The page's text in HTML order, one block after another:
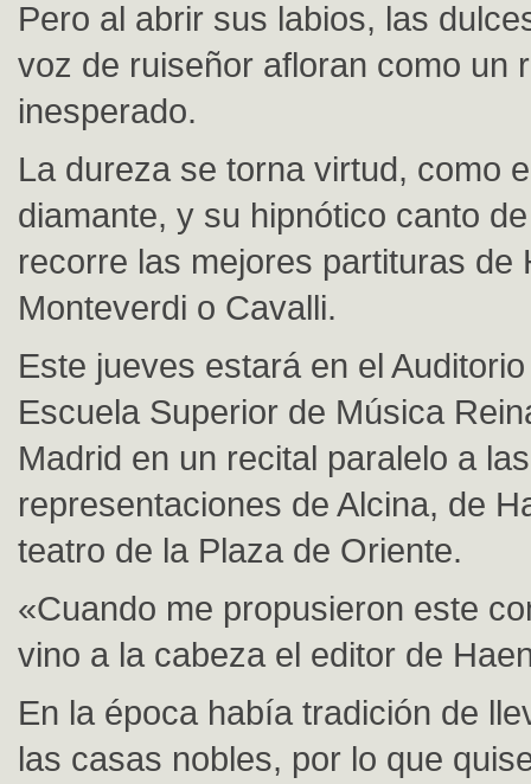
Pero al abrir sus labios, las
voz de ruiseñor afloran como un
inesperado.
La dureza se torna virtud, como
diamante, y su hipnótico canto
recorre las mejores partituras de
Monteverdi o Cavalli.
Este jueves estará en el
Escuela Superior de Música
Madrid en un recital paralelo a las
representaciones de Alcina, de
teatro de la Plaza de Oriente.
«Cuando me propusieron este
vino a la cabeza el editor de
En la época había tradición de
las casas nobles, por lo que